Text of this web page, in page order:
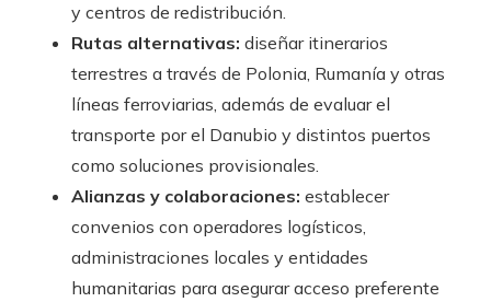
y centros de redistribución.
Rutas alternativas: diseñar itinerarios
terrestres a través de Polonia, Rumanía y otras
líneas ferroviarias, además de evaluar el
transporte por el Danubio y distintos puertos
como soluciones provisionales.
Alianzas y colaboraciones: establecer
convenios con operadores logísticos,
administraciones locales y entidades
humanitarias para asegurar acceso preferente